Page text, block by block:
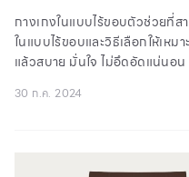
กางเกงในแบบไร้ขอบตัวช่วยที่
ในแบบไร้ขอบและวิธีเลือกให้เห
แล้วสบาย มั่นใจ ไม่อึดอัดแน่นอน
30 ก.ค. 2024